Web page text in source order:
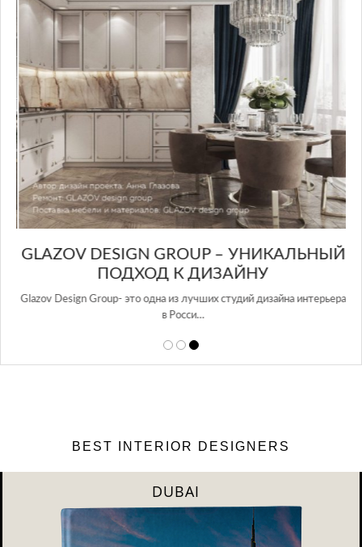
GLAZOV DESIGN GROUP – УНИКАЛЬНЫЙ
ПОДХОД К ДИЗАЙНУ
Glazov Design Group- это одна из лучших студий дизайна интерьера
в Росси…
BEST INTERIOR DESIGNERS
DUBAI